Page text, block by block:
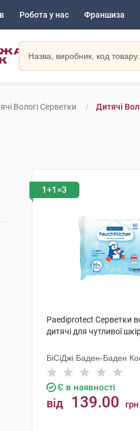
Робота у нас Франшиза
Вологі Серветки Дитячі
1+1=3
Paediprotect Серветки
дитячі для чутливої
БіСіДжі Баден-Баден
Груп Гмбх
Є в наявності
від 139.00 грн